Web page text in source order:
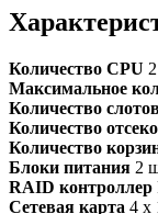
Количество CPU 2
Максимальное
Количество
Количество
Количество
Блоки питания 2
RAID контроллер
Сетевая карта 4 x